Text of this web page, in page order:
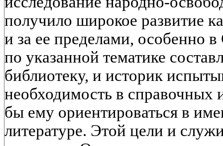
получило широкое развитие
и за ее пределами, особенно
по указанной тематике
библиотеку, и историк
необходимость в справочных
бы ему ориентироваться в
литературе. Этой цели и